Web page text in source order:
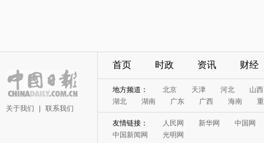
关于我们 联系我们
首页 时政 资讯 财经
地方频道： 北京 天津 河北
山西
湖北
湖南 广东 广西 海南
友情链接： 人民网 新华网
中国网
中国新闻网
光明网